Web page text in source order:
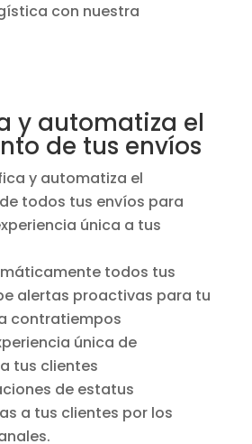
con nuestra
y automatiza el
de tus envíos
y automatiza el
todos tus envíos para
única a tus
todos tus
alertas proactivas para tu
contratiempos
única de
tus clientes
de estatus
a tus clientes por los